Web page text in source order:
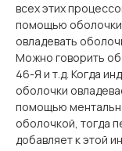
всех этих
помощью оболочки
овладевать
Можно говорить об
46-Я и т.д. Когда
оболочки
помощью
оболочкой, тогда
добавляет к этой